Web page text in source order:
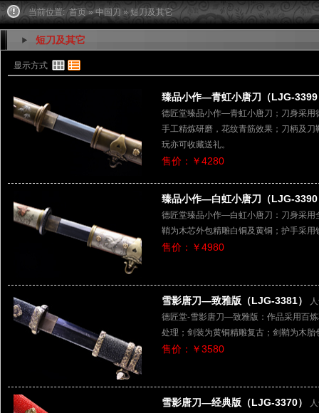
当前位置: 首页»中国刀 » 短刀及其它
短刀及其它
显示方式
臻品小作—青虹小唐刀（LJG-3399
德匠堂臻品小作—青虹小唐刀；刀身采用
手工精炼研磨，花纹青筋效果；刀柄及
玩亦可收藏送礼。
售价：￥4280
臻品小作—白虹小唐刀（LJG-3390
德匠堂臻品小作—白虹小唐刀：刀身采用
鞘为木芯外包精雕白铜及黄铜；护手采
售价：￥4980
雪影唐刀—致雅版（LJG-3381）
德匠堂-雪影唐刀—致雅版：作品采用百
处理；剑装为黄铜精雕复古；剑鞘为木
售价：￥3580
雪影唐刀—经典版（LJG-3370）